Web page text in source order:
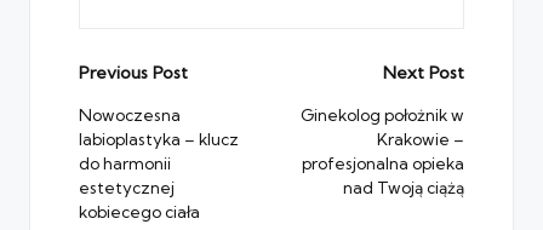
Post
navigation
Previous Post
Nowoczesna
labioplastyka – klucz
do harmonii
estetycznej
kobiecego ciała
Next Post
Ginekolog położnik w
Krakowie –
profesjonalna opieka
nad Twoją ciążą